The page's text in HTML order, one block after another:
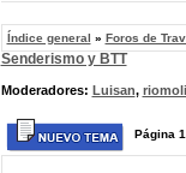
Índice general » Foros de
Senderismo y BTT
Moderadores: Luisan,
Página 1